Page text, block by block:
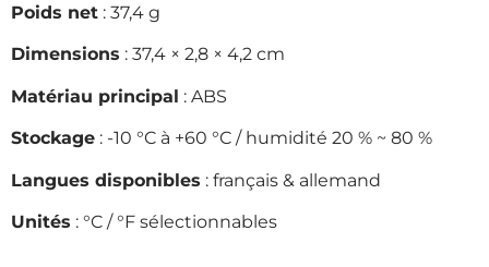
Poids net : 37,4 g
Dimensions : 37,4 × 2,8 × 4,2 cm
Matériau principal : ABS
Stockage : -10 °C à +60 °C / humidité 20 % ~ 80 %
Langues disponibles : français & allemand
Unités : °C / °F sélectionnables